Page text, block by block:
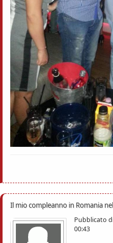
Il mio compleanno in Romania
Pubblicato
00:43